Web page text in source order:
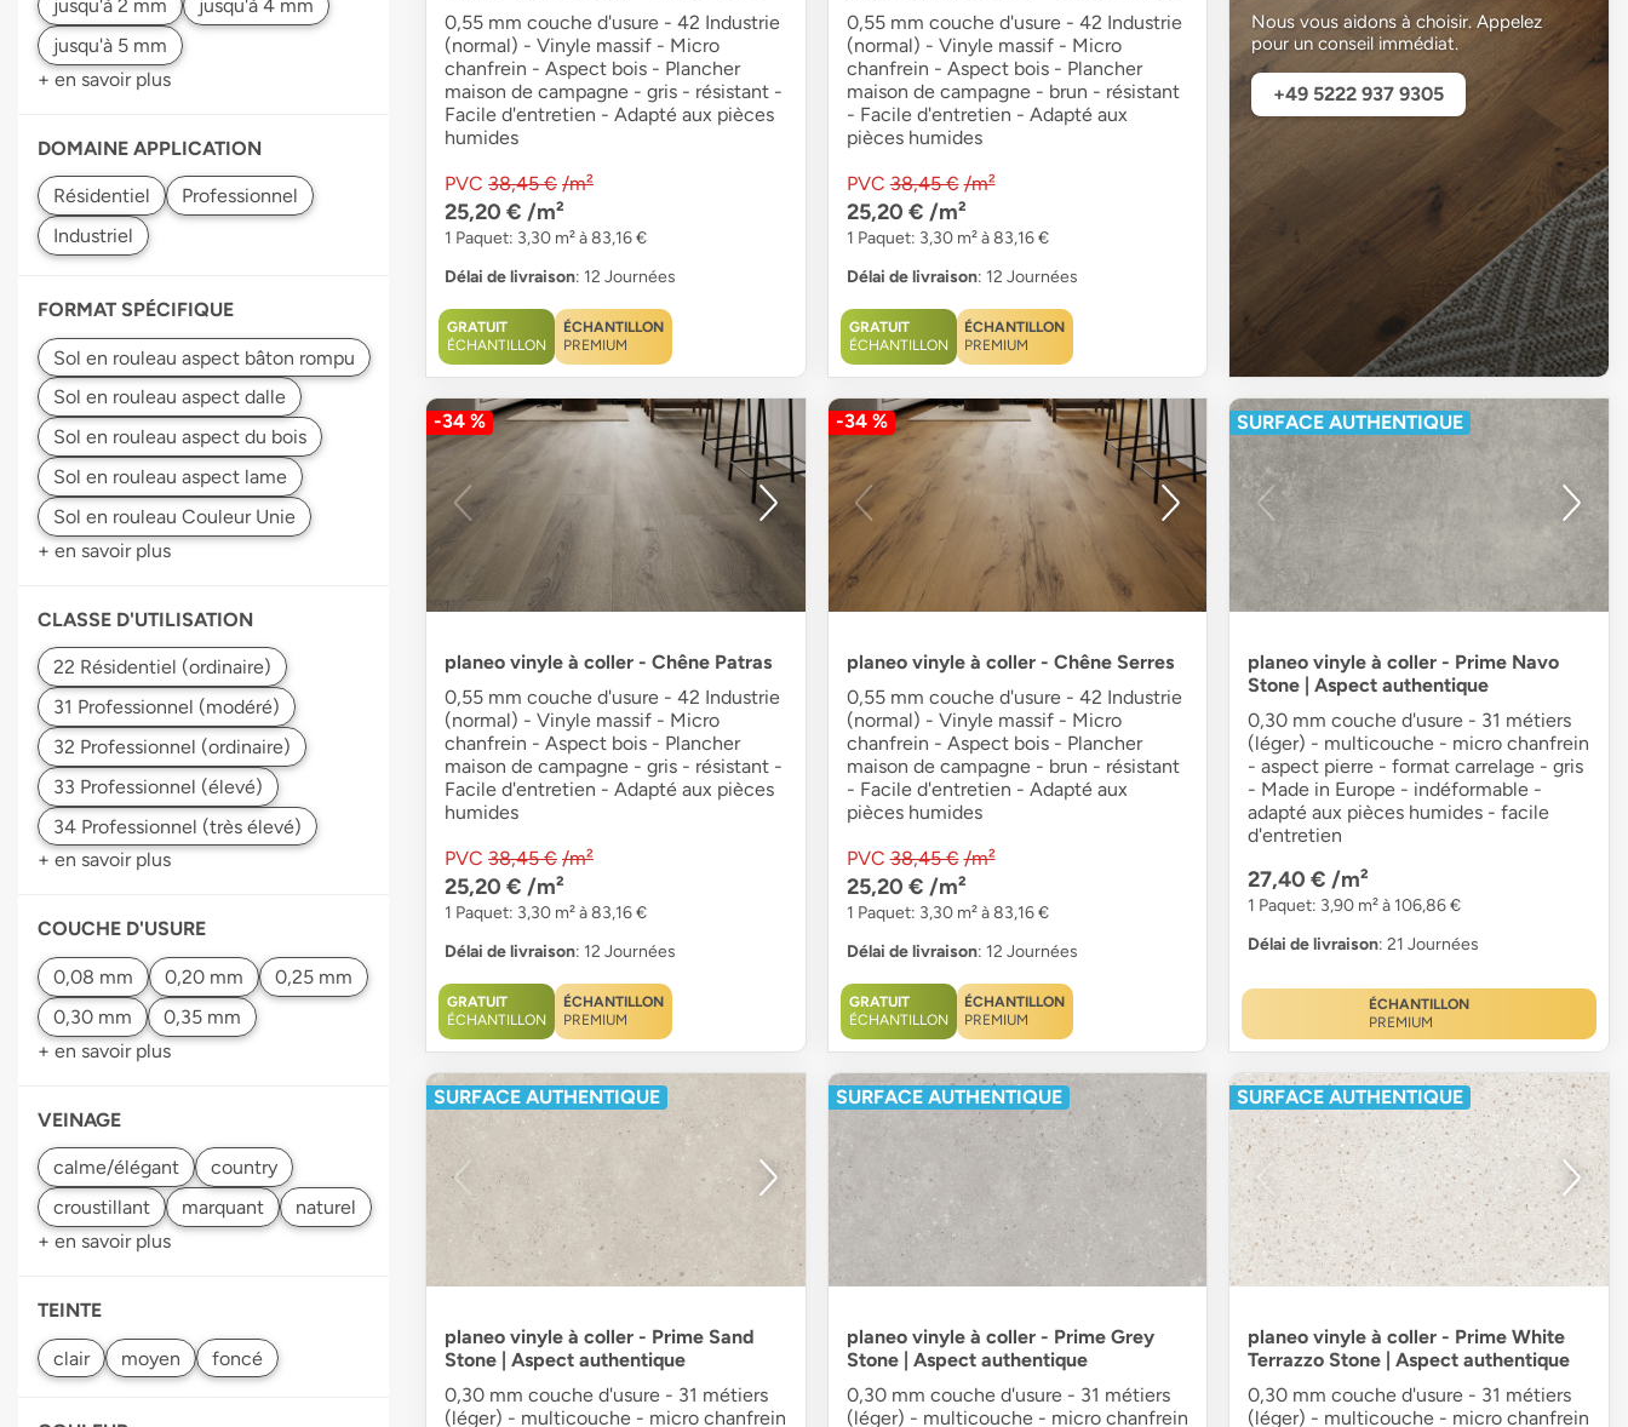
+ en savoir plus
DOMAINE APPLICATION
FORMAT SPÉCIFIQUE
+ en savoir plus
CLASSE D'UTILISATION
+ en savoir plus
COUCHE D'USURE
+ en savoir plus
VEINAGE
+ en savoir plus
TEINTE
0,55 mm couche d'usure - 42 Industrie
(normal) - Vinyle massif - Micro
chanfrein - Aspect bois - Plancher
maison de campagne - gris - résistant -
Facile d'entretien - Adapté aux pièces
humides
PVC 38,45 € /m²
25,20 € /m²
1 Paquet: 3,30 m² à 83,16 €
Délai de livraison: 12 Journées
GRATUIT
ÉCHANTILLON
ÉCHANTILLON
PREMIUM
0,55 mm couche d'usure - 42 Industrie
(normal) - Vinyle massif - Micro
chanfrein - Aspect bois - Plancher
maison de campagne - brun - résistant
- Facile d'entretien - Adapté aux
pièces humides
PVC 38,45 € /m²
25,20 € /m²
1 Paquet: 3,30 m² à 83,16 €
Délai de livraison: 12 Journées
GRATUIT
ÉCHANTILLON
ÉCHANTILLON
PREMIUM
Nous vous aidons à choisir. Appelez
pour un conseil immédiat.
+49 5222 937 9305
-34 %
planeo vinyle à coller - Chêne Patras
0,55 mm couche d'usure - 42 Industrie
(normal) - Vinyle massif - Micro
chanfrein - Aspect bois - Plancher
maison de campagne - gris - résistant -
Facile d'entretien - Adapté aux pièces
humides
PVC 38,45 € /m²
25,20 € /m²
1 Paquet: 3,30 m² à 83,16 €
Délai de livraison: 12 Journées
GRATUIT
ÉCHANTILLON
ÉCHANTILLON
PREMIUM
-34 %
planeo vinyle à coller - Chêne Serres
0,55 mm couche d'usure - 42 Industrie
(normal) - Vinyle massif - Micro
chanfrein - Aspect bois - Plancher
maison de campagne - brun - résistant
- Facile d'entretien - Adapté aux
pièces humides
PVC 38,45 € /m²
25,20 € /m²
1 Paquet: 3,30 m² à 83,16 €
Délai de livraison: 12 Journées
GRATUIT
ÉCHANTILLON
ÉCHANTILLON
PREMIUM
SURFACE AUTHENTIQUE
planeo vinyle à coller - Prime Navo
Stone | Aspect authentique
0,30 mm couche d'usure - 31 métiers
(léger) - multicouche - micro chanfrein
- aspect pierre - format carrelage - gris
- Made in Europe - indéformable -
adapté aux pièces humides - facile
d'entretien
27,40 € /m²
1 Paquet: 3,90 m² à 106,86 €
Délai de livraison: 21 Journées
ÉCHANTILLON
PREMIUM
SURFACE AUTHENTIQUE
planeo vinyle à coller - Prime Sand
Stone | Aspect authentique
0,30 mm couche d'usure - 31 métiers
(léger) - multicouche - micro chanfrein
SURFACE AUTHENTIQUE
planeo vinyle à coller - Prime Grey
Stone | Aspect authentique
0,30 mm couche d'usure - 31 métiers
(léger) - multicouche - micro chanfrein
SURFACE AUTHENTIQUE
planeo vinyle à coller - Prime White
Terrazzo Stone | Aspect authentique
0,30 mm couche d'usure - 31 métiers
(léger) - multicouche - micro chanfrein